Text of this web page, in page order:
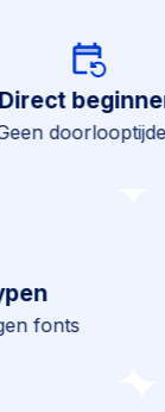
Direct
Geen